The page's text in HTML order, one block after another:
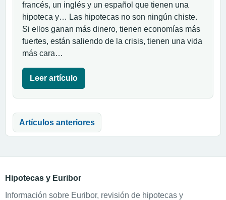
francés, un inglés y un español que tienen una
hipoteca y… Las hipotecas no son ningún chiste.
Si ellos ganan más dinero, tienen economías más
fuertes, están saliendo de la crisis, tienen una vida
más cara…
Leer artículo
Navegación de entradas
Artículos anteriores
Hipotecas y Euribor
Información sobre Euribor, revisión de hipotecas y